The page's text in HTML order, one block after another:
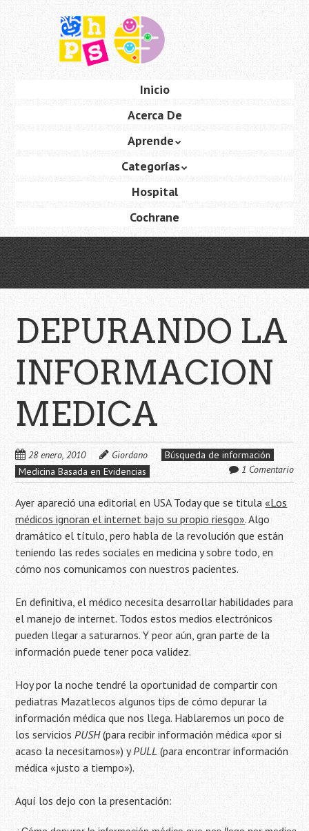
principal
Inicio
Acerca De
Aprende
Categorías
Hospital
Cochrane
DEPURANDO LA
INFORMACION
MEDICA
28 enero, 2010 Giordano
Búsqueda de información
Medicina Basada en Evidencias
1 Comentario
Ayer apareció una editorial en USA Today que se titula«Los
médicos ignoran el internet bajo su propio riesgo». Algo
dramático el título, pero habla de la revolución que están
teniendo las redes sociales en medicina y sobre todo, en
cómo nos comunicamos con nuestros pacientes.
En definitiva, el médico necesita desarrollar habilidades para
el manejo de internet. Todos estos medios electrónicos
pueden llegar a saturarnos. Y peor aún, gran parte de la
información puede tener poca validez.
Hoy por la noche tendré la oportunidad de compartir con
pediatras Mazatlecos algunos tips de cómo depurar la
información médica que nos llega. Hablaremos un poco de
los serviciosPUSH(para recibir información médica «por si
acaso la necesitamos») yPULL (para encontrar información
médica «justo a tiempo»).
Aquí los dejo con la presentación: